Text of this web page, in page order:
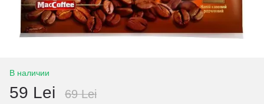
В наличии
59 Lei 69 Lei